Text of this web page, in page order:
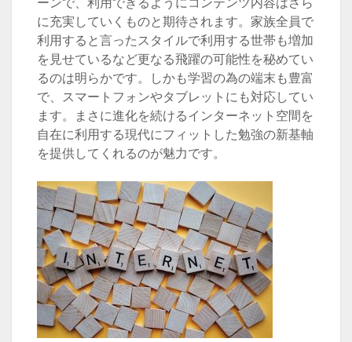
に充実していくものと期待されます。家族全員で
利用すると言ったスタイルで利用する世帯も増加
を見せているなど更なる飛躍の可能性を秘めてい
るのは明らかです。しかも学習の為の端末も豊富
で、スマートフォンやタブレットにも対応してい
ます。まさに進化を続けるインターネット空間を
自在に利用する現代にフィットした勉強の新基軸
を提供してくれるのが魅力です。